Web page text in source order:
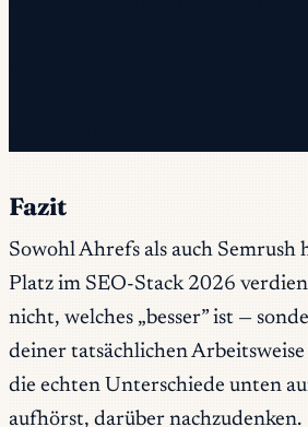
Fazit
Sowohl Ahrefs als auch Semrush
Platz im SEO-Stack 2026
nicht, welches „besser” ist —
deiner tatsächlichen Arbeitsweise
die echten Unterschiede unten
aufhörst, darüber nachzudenken.